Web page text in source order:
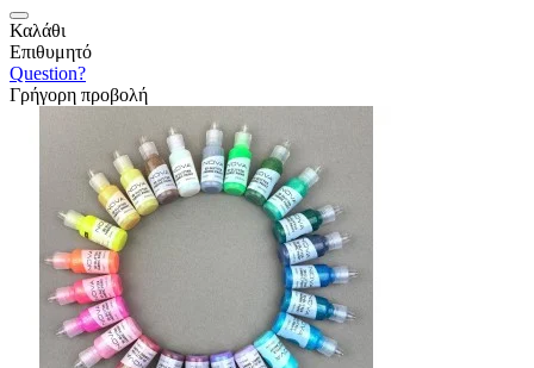
Καλάθι
Επιθυμητό
Question?
Γρήγορη προβολή